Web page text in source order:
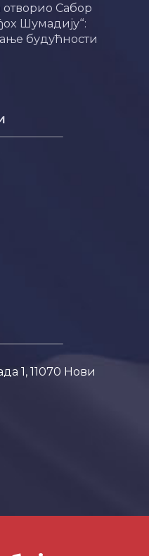
Сабор
Шумадију“:
будућности
1, 11070 Нови